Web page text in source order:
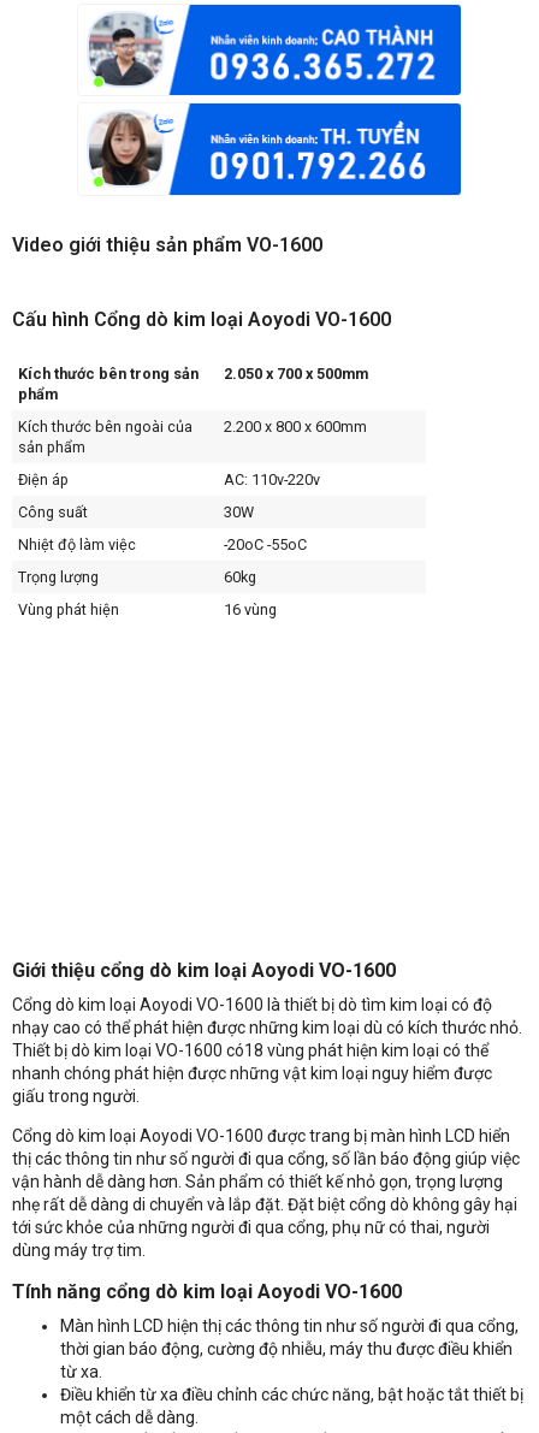
Giới thiệu cổng dò kim loại Aoyodi VO-1600
Cổng dò kim loại Aoyodi VO-1600 là thiết bị dò tìm kim loại có độ
nhạy cao có thể phát hiện được những kim loại dù có kích thước nhỏ.
Thiết bị dò kim loại VO-1600 có18 vùng phát hiện kim loại có thể
nhanh chóng phát hiện được những vật kim loại nguy hiểm được
giấu trong người.
Cổng dò kim loại Aoyodi VO-1600 được trang bị màn hình LCD hiển
thị các thông tin như số người đi qua cổng, số lần báo động giúp việc
vận hành dễ dàng hơn. Sản phẩm có thiết kế nhỏ gọn, trọng lượng
nhẹ rất dễ dàng di chuyển và lắp đặt. Đặt biệt cổng dò không gây hại
tới sức khỏe của những người đi qua cổng, phụ nữ có thai, người
dùng máy trợ tim.
Tính năng cổng dò kim loại Aoyodi VO-1600
Màn hình LCD hiện thị các thông tin như số người đi qua cổng,
thời gian báo động, cường độ nhiễu, máy thu được điều khiển
từ xa.
Điều khiển từ xa điều chỉnh các chức năng, bật hoặc tắt thiết bị
một cách dễ dàng.
Video giới thiệu sản phẩm VO-1600
Cấu hình Cổng dò kim loại Aoyodi VO-1600
Kích thước bên trong sản
phẩm
2.050 x 700 x 500mm
Kích thước bên ngoài của
sản phẩm
2.200 x 800 x 600mm
Điện áp
AC: 110v-220v
Công suất
30W
Nhiệt độ làm việc
-20oC -55oC
Trọng lượng
60kg
Vùng phát hiện
16 vùng
Nhận báo giá sản phẩm: Cổng dò kim loại Aoyodi VO-1600